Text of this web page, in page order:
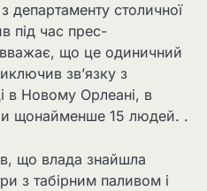
департаменту столичної
під час прес-
що це одиничний
зв’язку з
в Новому Орлеані, в
щонайменше 15 людей. .
що влада знайшла
з табірним паливом і